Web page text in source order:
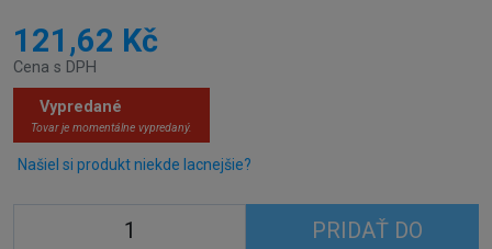
121,62 Kč
Cena s DPH
Vypredané
Tovar je momentálne vypredaný.
Našiel si produkt niekde lacnejšie?
PRIDAŤ DO